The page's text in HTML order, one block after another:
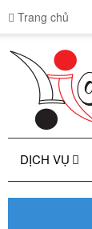
Trang chủ
DỊCH VỤ